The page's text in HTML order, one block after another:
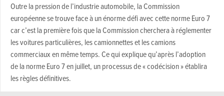
Outre la pression de l’industrie automobile, la Commission
européenne se trouve face à un énorme défi avec cette norme Euro 7
car c’est la première fois que la Commission cherchera à réglementer
les voitures particulières, les camionnettes et les camions
commerciaux en même temps. Ce qui explique qu’après l’adoption
de la norme Euro 7 en juillet, un processus de « codécision » établira
les règles définitives.